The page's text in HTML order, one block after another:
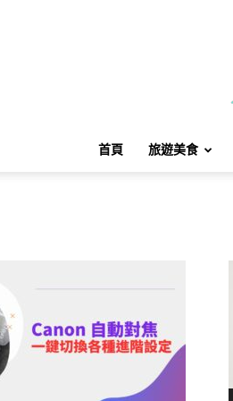
首頁 旅遊美食